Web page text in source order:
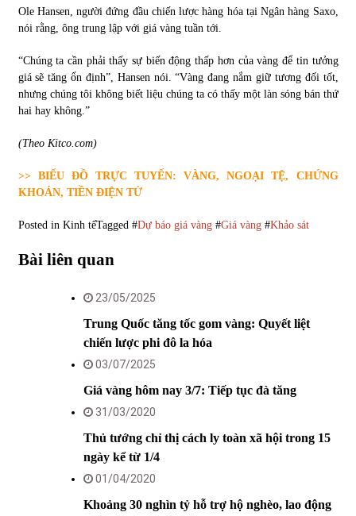
Ole Hansen, người đứng đầu chiến lược hàng hóa tại Ngân hàng Saxo,
nói rằng, ông trung lập với giá vàng tuần tới.
“Chúng ta cần phải thấy sự biến động thấp hơn của vàng để tin tưởng
giá sẽ tăng ổn định”, Hansen nói. “Vàng đang nắm giữ tương đối tốt,
nhưng chúng tôi không biết liệu chúng ta có thấy một làn sóng bán thứ
hai hay không.”
(Theo Kitco.com)
>> BIỂU ĐỒ TRỰC TUYẾN: VÀNG, NGOẠI TỆ, CHỨNG
KHOÁN, TIỀN ĐIỆN TỬ
Posted in Kinh tếTagged #Dự báo giá vàng#Giá vàng#Khảo sát
Bài liên quan
23/05/2025
Trung Quốc tăng tốc gom vàng: Quyết liệt
chiến lược phi đô la hóa
03/07/2025
Giá vàng hôm nay 3/7: Tiếp tục đà tăng
31/03/2020
Thủ tướng chỉ thị cách ly toàn xã hội trong 15
ngày kể từ 1/4
01/04/2020
Khoảng 30 nghìn tỷ hỗ trợ hộ nghèo, lao động